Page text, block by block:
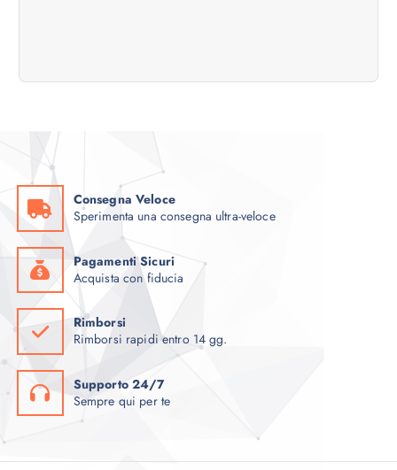
o
l
i
Consegna Veloce
Sperimenta una consegna ultra-veloce
Pagamenti Sicuri
Acquista con fiducia
Rimborsi
Rimborsi rapidi entro 14 gg.
Supporto 24/7
Sempre qui per te